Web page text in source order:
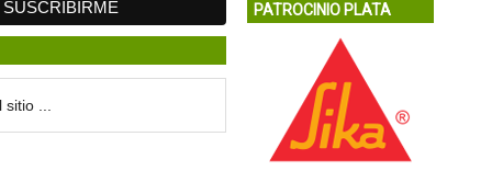
PATROCINIO PLATA